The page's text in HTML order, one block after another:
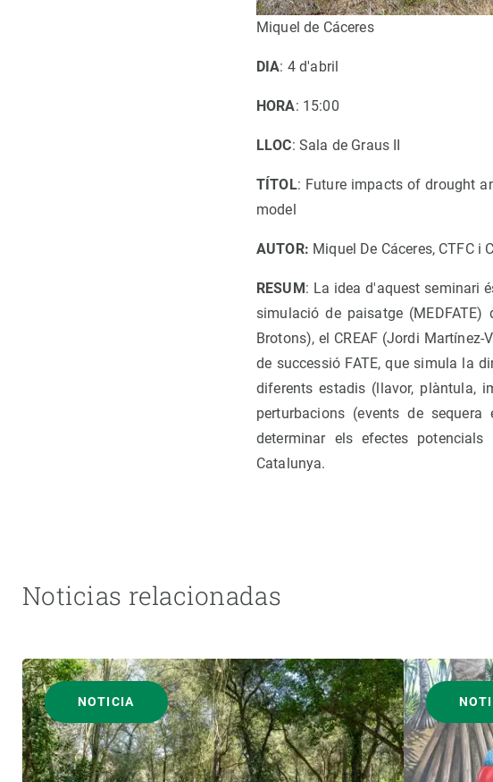
Miquel de Cáceres
DIA: 4 d'abril
HORA: 15:00
LLOC: Sala de Graus II
TÍTOL: Future impacts of drought
model
AUTOR: Miquel De Cáceres, CTFC i
RESUM: La idea d'aquest seminari
simulació de paisatge
Brotons), el CREAF (Jordi Martínez-
de successió FATE, que simula la
diferents estadis (llavor, plàntula,
perturbacions (events de
determinar els efectes
Catalunya.
Noticias relacionadas
NOTICIA